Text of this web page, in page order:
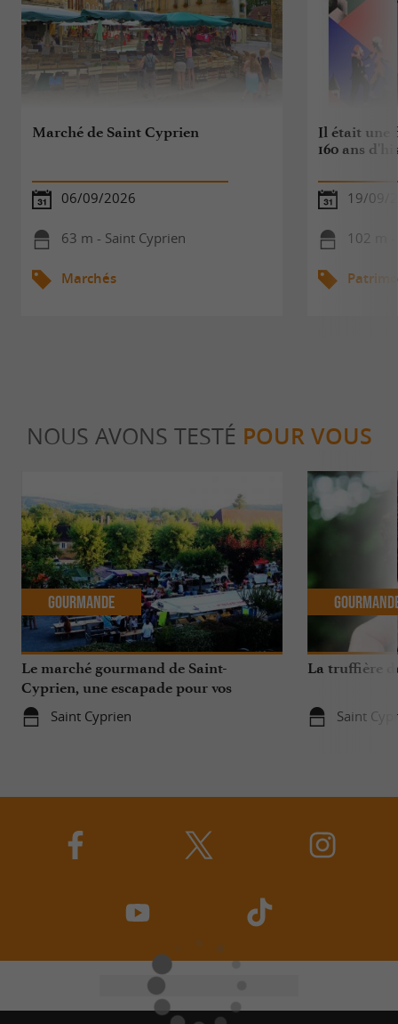
Marché de Saint Cyprien
06/09/2026
63 m - Saint Cyprien
Marchés
Il était une
160 ans
19/09/
102 m
NOUS AVONS TESTÉ POUR VOUS
Le marché gourmand de Saint-
Cyprien, une escapade pour vos
papilles
Saint Cyprien
Gourmande
La truffière
Saint